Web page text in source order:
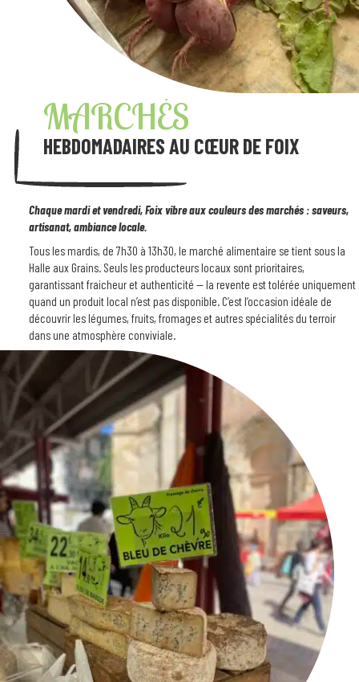
MARCHÉS
HEBDOMADAIRES AU CŒUR DE FOIX
Chaque mardi et vendredi, Foix vibre aux couleurs des marchés : saveurs,
artisanat, ambiance locale.
Tous les mardis, de 7h30 à 13h30, le marché alimentaire se tient sous la
Halle aux Grains. Seuls les producteurs locaux sont prioritaires,
garantissant fraicheur et authenticité — la revente est tolérée uniquement
quand un produit local n’est pas disponible. C’est l’occasion idéale de
découvrir les légumes, fruits, fromages et autres spécialités du terroir
dans une atmosphère conviviale.